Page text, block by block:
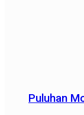
Puluhan